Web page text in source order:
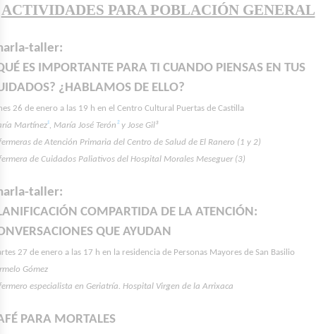
ACTIVIDADES PARA POBLACIÓN GENERAL
taller:
ES IMPORTANTE PARA TI CUANDO PIENSAS EN TUS
¿HABLAMOS DE ELLO?
26 de enero a las 19 h en el Centro Cultural Puertas de Castilla
Martínez¹, María José Terón² y Jose Gil³
de Atención Primaria del Centro de Salud de El Ranero (1 y 2)
de Cuidados Paliativos del Hospital Morales Meseguer (3)
taller:
COMPARTIDA DE LA ATENCIÓN:
QUE AYUDAN
27 de enero a las 17 h en la residencia de Personas Mayores de San Basilio
Gómez
especialista en Geriatría. Hospital Virgen de la Arrixaca
PARA MORTALES